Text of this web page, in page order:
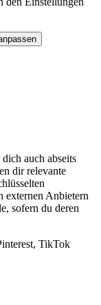
auch abseits
dir relevante
externen Anbietern
sofern du deren
TikTok